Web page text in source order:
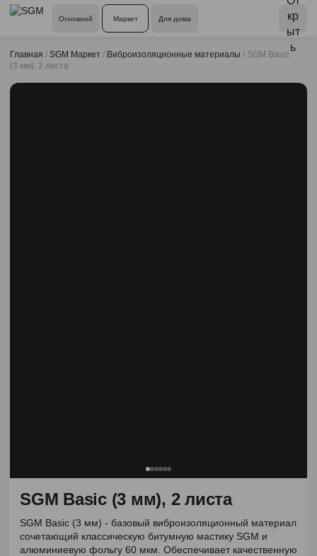
Основной Маркет Для дома
Главная / SGM Маркет / Виброизоляционные материалы / SGM Basic
(3 мм), 2 листа
SGM Basic (3 мм), 2 листа
SGM Basic (3 мм) - базовый виброизоляционный материал
сочетающий классическую битумную мастику SGM и
алюминиевую фольгу 60 мкм. Обеспечивает качественную